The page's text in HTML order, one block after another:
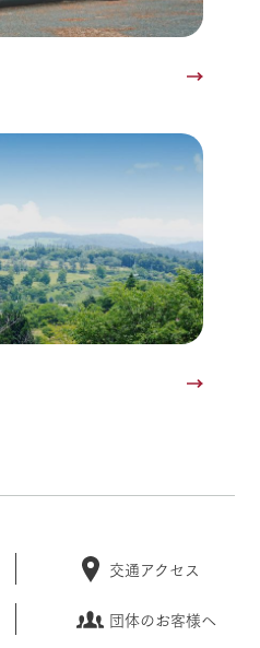
交通アクセス
団体のお客様へ